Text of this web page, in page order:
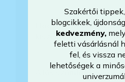
Hogyan tudom
kiszemelt laptopot?
Áfás számlát tudnak
Szakértői
blogcikkek,
kedvezmény,
feletti vásárlásnál
fel, és vissza
lehetőségek a